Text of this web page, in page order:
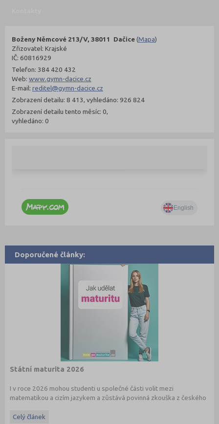
Boženy Němcové 213/V, 38011 Dačice(Mapa)
Zřizovatel: Krajské
IČ: 60816929
Telefon: 384 420 432
Web: www.gymn-dacice.cz
E-mail: reditel@gymn-dacice.cz
Zobrazení detailu: 8 413, vyhledáno: 926 824
Zobrazení detailu tento měsíc: 0,
vyhledáno: 0
Doporučené články:
Státní maturita 2026
I v roce 2026 mohou studenti u společné části volit mezi
matematikou a cizím jazykem a zůstává povinná zkouška z českého
informacemi.
Celý článek